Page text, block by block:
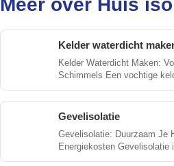
Meer over Huis
Kelder waterdicht
Kelder Waterdicht Maken:
Schimmels Een vochtige
Gevelisolatie
Gevelisolatie: Duurzaam Je
Energiekosten Gevelisolatie